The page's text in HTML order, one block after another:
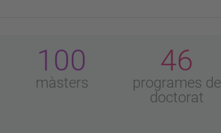
100
màsters
46
programes de
doctorat